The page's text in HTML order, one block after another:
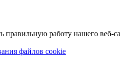
работу нашего веб-
файлов cookie